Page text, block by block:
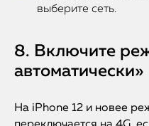
выберите сеть.
8. Включите
автоматически»
На iPhone 12 и новее